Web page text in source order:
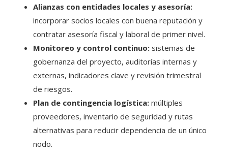
Alianzas con entidades locales y asesoría:
incorporar socios locales con buena reputación y
contratar asesoría fiscal y laboral de primer nivel.
Monitoreo y control continuo: sistemas de
gobernanza del proyecto, auditorías internas y
externas, indicadores clave y revisión trimestral
de riesgos.
Plan de contingencia logística: múltiples
proveedores, inventario de seguridad y rutas
alternativas para reducir dependencia de un único
nodo.